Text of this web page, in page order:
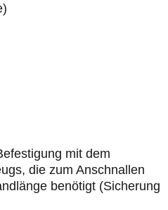
mit dem
die zum Anschnallen
benötigt (Sicherung